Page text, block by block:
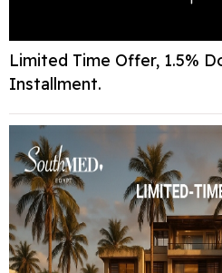
Limited Time Offer, 1.5%
Installment.